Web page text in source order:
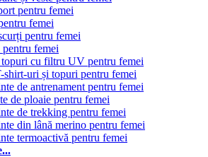
pentru femei
femei
pentru femei
femei
cu filtru UV pentru femei
uri și topuri pentru femei
de antrenament pentru femei
de ploaie pentru femei
de trekking pentru femei
din lână merino pentru femei
termoactivă pentru femei